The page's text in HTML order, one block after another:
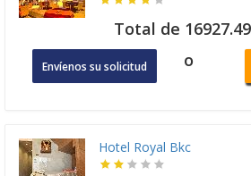
Total de
Envíenos su solicitud o
Hotel Royal Bkc